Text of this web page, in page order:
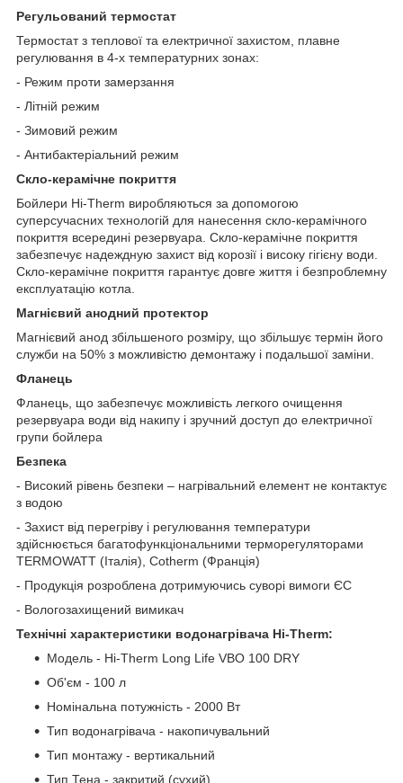
Регульований термостат
Термостат з теплової та електричної захистом, плавне
регулювання в 4-х температурних зонах:
- Режим проти замерзання
- Літній режим
- Зимовий режим
- Антибактеріальний режим
Скло-керамічне покриття
Бойлери Hi-Therm виробляються за допомогою
суперсучасних технологій для нанесення скло-керамічного
покриття всередині резервуара. Скло-керамічне покриття
забезпечує надеждную захист від корозії і високу гігієну води.
Скло-керамічне покриття гарантує довге життя і безпроблемну
експлуатацію котла.
Магнієвий анодний протектор
Магнієвий анод збільшеного розміру, що збільшує термін його
служби на 50% з можливістю демонтажу і подальшої заміни.
Фланець
Фланець, що забезпечує можливість легкого очищення
резервуара води від накипу і зручний доступ до електричної
групи бойлера
Безпека
- Високий рівень безпеки – нагрівальний елемент не контактує
з водою
- Захист від перегріву і регулювання температури
здійснюється багатофункціональними терморегуляторами
TERMOWATT (Італія), Cotherm (Франція)
- Продукція розроблена дотримуючись суворі вимоги ЄС
- Вологозахищений вимикач
Технічні характеристики водонагрівача Hi-Therm:
Модель - Hi-Therm Long Life VBO 100 DRY
Об'єм - 100 л
Номінальна потужність - 2000 Вт
Тип водонагрівача - накопичувальний
Тип монтажу - вертикальний
Тип Тена - закритий (сухий)